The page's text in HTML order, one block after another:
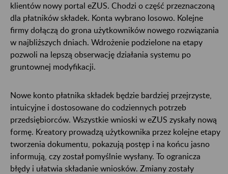
klientów nowy portal eZUS. Chodzi o część przeznaczoną
dla płatników składek. Konta wybrano losowo. Kolejne
firmy dołączą do grona użytkowników nowego rozwiązania
w najbliższych dniach. Wdrożenie podzielone na etapy
pozwoli na lepszą obserwację działania systemu po
gruntownej modyfikacji.
Nowe konto płatnika składek będzie bardziej przejrzyste,
intuicyjne i dostosowane do codziennych potrzeb
przedsiębiorców. Wszystkie wnioski w eZUS zyskały nową
formę. Kreatory prowadzą użytkownika przez kolejne etapy
tworzenia dokumentu, pokazują postęp i na końcu jasno
informują, czy został pomyślnie wysłany. To ogranicza
błędy i ułatwia składanie wniosków. Zmiany zostały